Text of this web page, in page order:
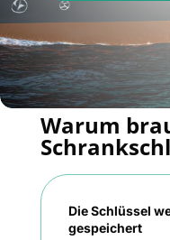
Warum
Die Schlüssel
gespeichert